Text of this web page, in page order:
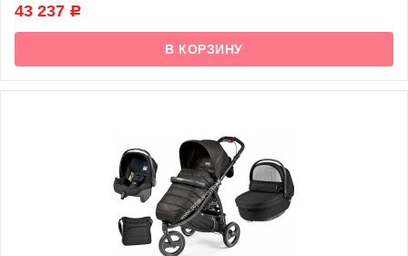
43 237 Р